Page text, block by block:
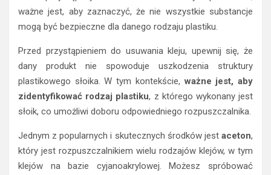
ważne jest, aby zaznaczyć, że nie wszystkie substancje
mogą być bezpieczne dla danego rodzaju plastiku.
Przed przystąpieniem do usuwania kleju, upewnij się, że
dany produkt nie spowoduje uszkodzenia struktury
plastikowego słoika. W tym kontekście,ważne jest, aby
zidentyfikować rodzaj plastiku, z którego wykonany jest
słoik, co umożliwi doboru odpowiedniego rozpuszczalnika.
Jednym z popularnych i skutecznych środków jest aceton,
który jest rozpuszczalnikiem wielu rodzajów klejów, w tym
klejów na bazie cyjanoakrylowej. Możesz spróbować